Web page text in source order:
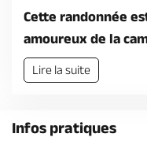
Cette randonnée
amoureux de la
Lire la suite
Infos pratiques